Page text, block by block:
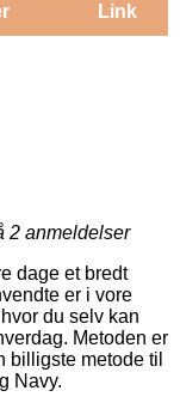
Link
2 anmeldelser
dage et bredt
er i vore
du selv kan
Metoden er
billigste metode til
Navy.